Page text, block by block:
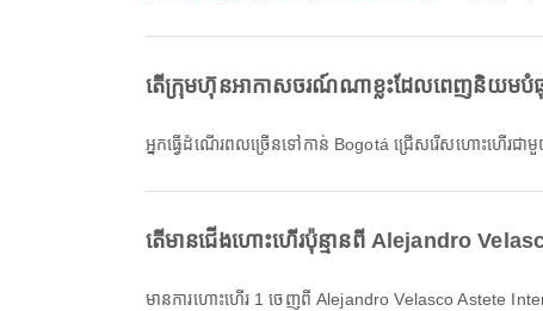
តើក្រុមហ៊ុនអាកាសចរណ៍ណាខ្លះដែលពេញនិយមបំ
អ្នកធ្វើដំណើរពលច្រើនទៅកាន់ Bogotá ជ្រើសរើសហោះហើរជ
តើមានជើងហោះហើរប៉ុន្មានពី Alejandro
មានការហោះហើរ 1 ចេញពី Alejandro Velasco Astete